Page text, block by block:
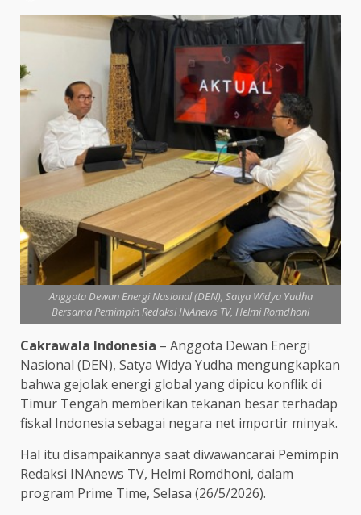
Anggota Dewan Energi Nasional (DEN), Satya Widya Yudha
Bersama Pemimpin Redaksi INAnews TV, Helmi Romdhoni
Cakrawala Indonesia – Anggota Dewan Energi
Nasional (DEN), Satya Widya Yudha mengungkapkan
bahwa gejolak energi global yang dipicu konflik di
Timur Tengah memberikan tekanan besar terhadap
fiskal Indonesia sebagai negara net importir minyak.
Hal itu disampaikannya saat diwawancarai Pemimpin
Redaksi INAnews TV, Helmi Romdhoni, dalam
program Prime Time, Selasa (26/5/2026).